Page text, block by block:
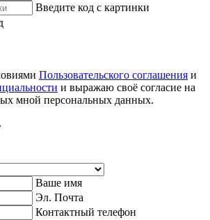
Введите код с картинки
Пользовательского соглашения и
и выражаю своё согласие на
мной персональных данных.
Ваше имя
Эл. Почта
Контактный телефон